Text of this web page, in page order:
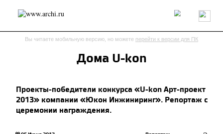
Россия Мир Технологии Интерьер Пресса
Архитекторы
Журнал
Интервью Исследование
Мнение
Обзор
Объект
Результаты конкурса
Репортаж
Рецензия
Вы читаете мобильную версию, но можете перейти к версии для ПК
Дома U-kon
Проекты-победители конкурса «U-kon Арт-проект
2013» компании «Юкон Инжиниринг». Репортаж с
церемонии награждения.